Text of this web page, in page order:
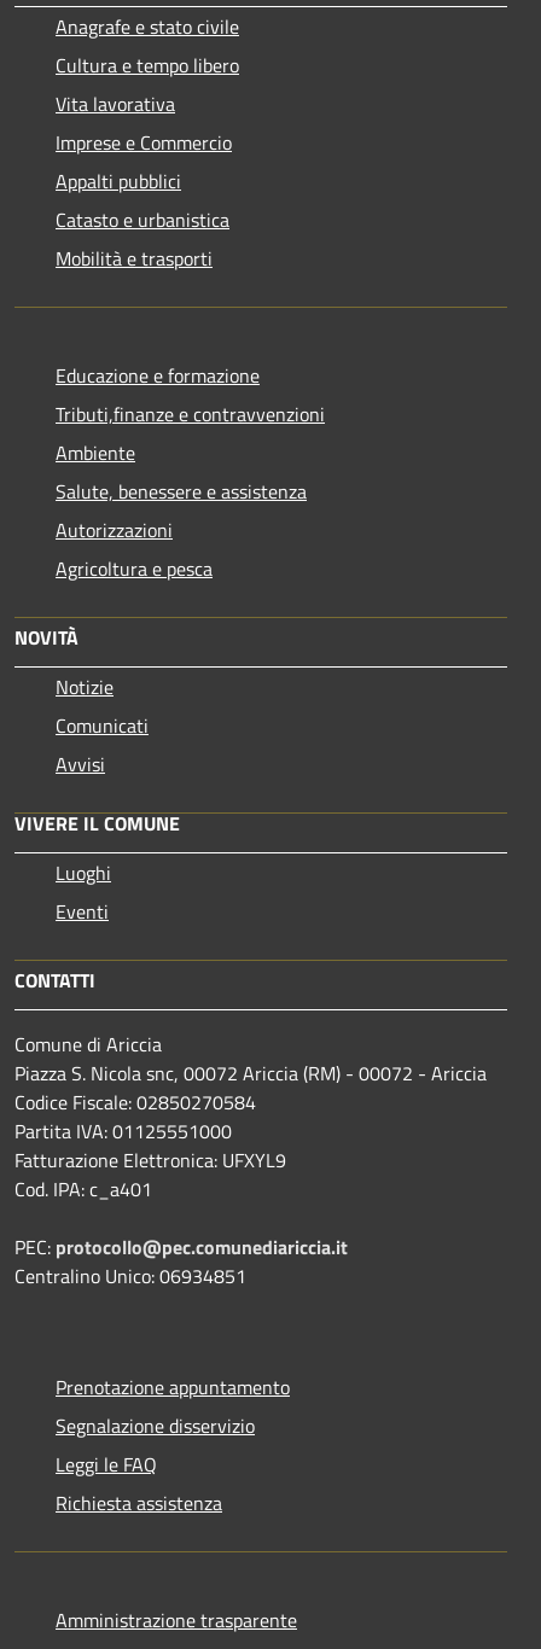
Anagrafe e stato civile
Cultura e tempo libero
Vita lavorativa
Imprese e Commercio
Appalti pubblici
Catasto e urbanistica
Mobilità e trasporti
Educazione e formazione
Tributi,finanze e contravvenzioni
Ambiente
Salute, benessere e assistenza
Autorizzazioni
Agricoltura e pesca
NOVITÀ
Notizie
Comunicati
Avvisi
VIVERE IL COMUNE
Luoghi
Eventi
CONTATTI
Comune di Ariccia
Piazza S. Nicola snc, 00072 Ariccia (RM) - 00072 - Ariccia
Codice Fiscale: 02850270584
Partita IVA: 01125551000
Fatturazione Elettronica: UFXYL9
Cod. IPA: c_a401
PEC: protocollo@pec.comunediariccia.it
Centralino Unico: 06934851
Prenotazione appuntamento
Segnalazione disservizio
Leggi le FAQ
Richiesta assistenza
Amministrazione trasparente